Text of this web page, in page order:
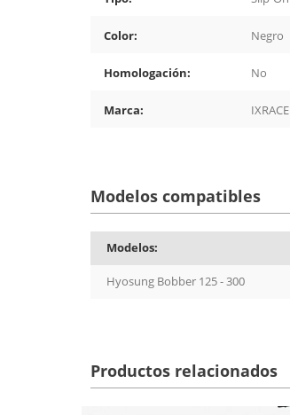
Color: Negro
Homologación: No
Marca: IXRACE
Modelos compatibles
Modelos:
Hyosung Bobber 125 - 300
Productos relacionados